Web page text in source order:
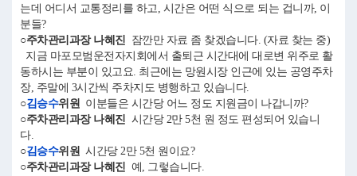
는데 어디서 교통정리를 하고, 시간은 어떤 식으로 되는 겁니까, 이
분들?
○주차관리과장 나혜진 잠깐만 자료 좀 찾겠습니다. (자료 찾는 중)
지금 마포모범운전자지회에서 출퇴근 시간대에 대로변 위주로 활
동하시는 부분이 있고요. 최근에는 망원시장 인근에 있는 공영주차
장, 주말에 3시간씩 주차지도 병행하고 있습니다.
○김승수위원 이분들은 시간당 어느 정도 지원금이 나갑니까?
○주차관리과장 나혜진 시간당 2만 5천 원 정도 편성되어 있습니
다.
○김승수위원 시간당 2만 5천 원이요?
○주차관리과장 나혜진 예, 그렇습니다.